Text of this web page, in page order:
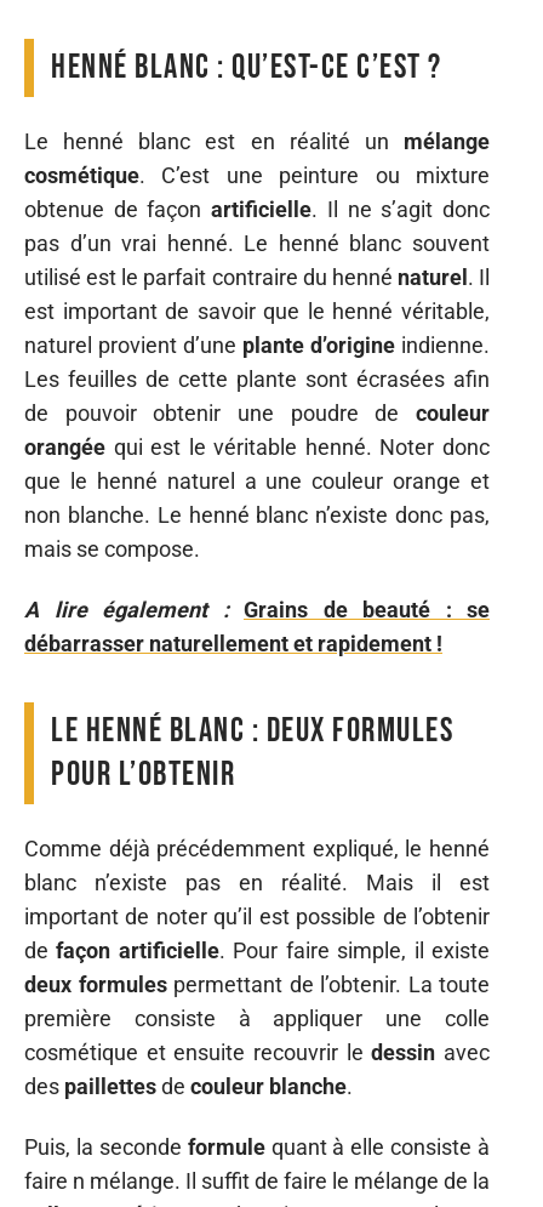
Henné blanc : qu’est-ce c’est ?
Le henné blanc est en réalité un mélange
cosmétique. C’est une peinture ou mixture
obtenue de façonartificielle. Il ne s’agit donc
pas d’un vrai henné. Le henné blanc souvent
utilisé est le parfait contraire du henné naturel. Il
est important de savoir que le henné véritable,
naturel provient d’une plante d’origine indienne.
Les feuilles de cette plante sont écrasées afin
de pouvoir obtenir une poudre de couleur
orangée qui est le véritable henné. Noter donc
que le henné naturel a une couleur orange et
non blanche. Le henné blanc n’existe donc pas,
mais se compose.
A lire également : Grains de beauté : se
débarrasser naturellement et rapidement !
Le henné blanc : deux formules
pour l’obtenir
Comme déjà précédemment expliqué, le henné
blanc n’existe pas en réalité. Mais il est
important de noter qu’il est possible de l’obtenir
defaçon artificielle. Pour faire simple, il existe
deux formulespermettant de l’obtenir. La toute
première consiste à appliquer une colle
cosmétique et ensuite recouvrir ledessin avec
des paillettesde couleur blanche.
Puis, la seconde formulequant à elle consiste à
faire n mélange. Il suffit de faire le mélange de la